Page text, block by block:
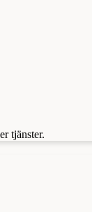
tjänster.